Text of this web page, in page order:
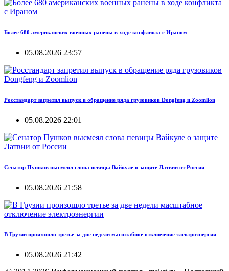
Более 680 американских военных ранены в ходе конфликта с Ираном
05.08.2026 23:57
Росстандарт запретил выпуск в обращение ряда грузовиков Dongfeng и Zoomlion
05.08.2026 22:01
Сенатор Пушков высмеял слова певицы Вайкуле о защите Латвии от России
05.08.2026 21:58
В Грузии произошло третье за две недели масштабное отключение электроэнергии
05.08.2026 21:42